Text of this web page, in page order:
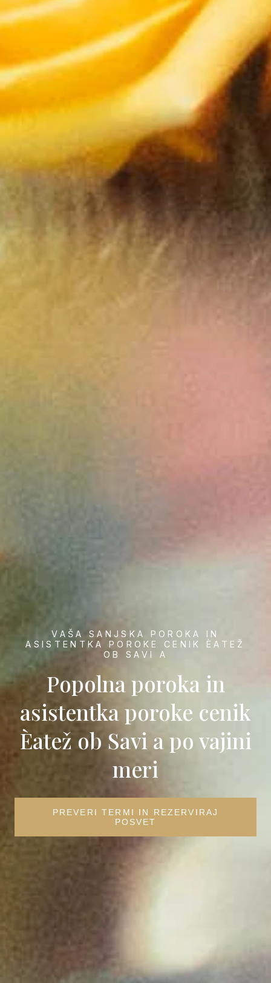
VAŠA SANJSKA POROKA IN
ASISTENTKA POROKE CENIK ÈATEŽ
OB SAVI A
Popolna poroka in
asistentka poroke cenik
Èatež ob Savi a po vajini
meri
PREVERI TERMI IN REZERVIRAJ
POSVET